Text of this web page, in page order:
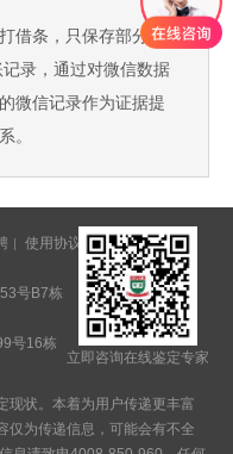
借条，只保存部分微信
录，通过对微信数据
微信记录作为证据提
。
使用协议
意见反馈
号B7栋
号16栋
立即咨询在线鉴定专家
现状。本着为用户传递更丰富
仅为传递信息，可能会有不全